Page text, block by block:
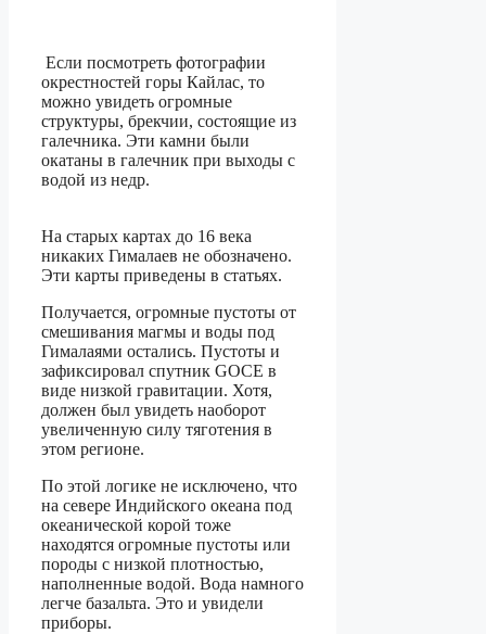
Если посмотреть фотографии
окрестностей горы Кайлас, то
можно увидеть огромные
структуры, брекчии, состоящие из
галечника. Эти камни были
окатаны в галечник при выходы с
водой из недр.
На старых картах до 16 века
никаких Гималаев не обозначено.
Эти карты приведены в статьях.
Получается, огромные пустоты от
смешивания магмы и воды под
Гималаями остались. Пустоты и
зафиксировал спутник GOCE в
виде низкой гравитации. Хотя,
должен был увидеть наоборот
увеличенную силу тяготения в
этом регионе.
По этой логике не исключено, что
на севере Индийского океана под
океанической корой тоже
находятся огромные пустоты или
породы с низкой плотностью,
наполненные водой. Вода намного
легче базальта. Это и увидели
приборы.